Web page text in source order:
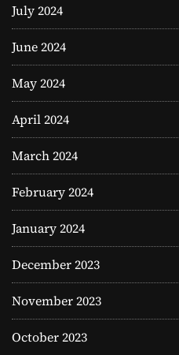
July 2024
June 2024
May 2024
April 2024
March 2024
February 2024
January 2024
December 2023
November 2023
October 2023